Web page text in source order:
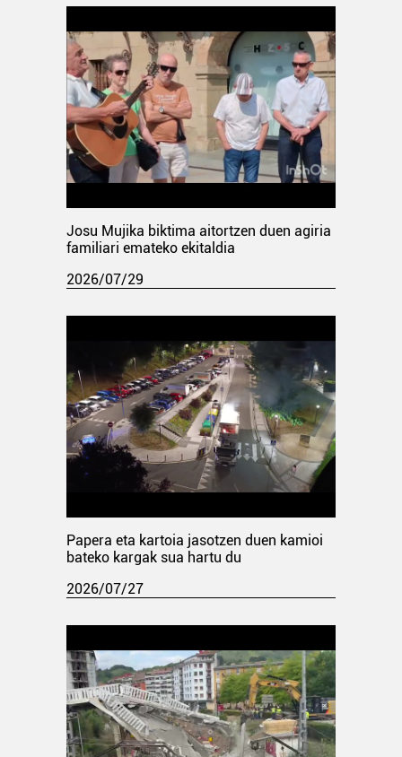
Josu Mujika biktima aitortzen duen agiria
familiari emateko ekitaldia
2026/07/29
Papera eta kartoia jasotzen duen kamioi
bateko kargak sua hartu du
2026/07/27